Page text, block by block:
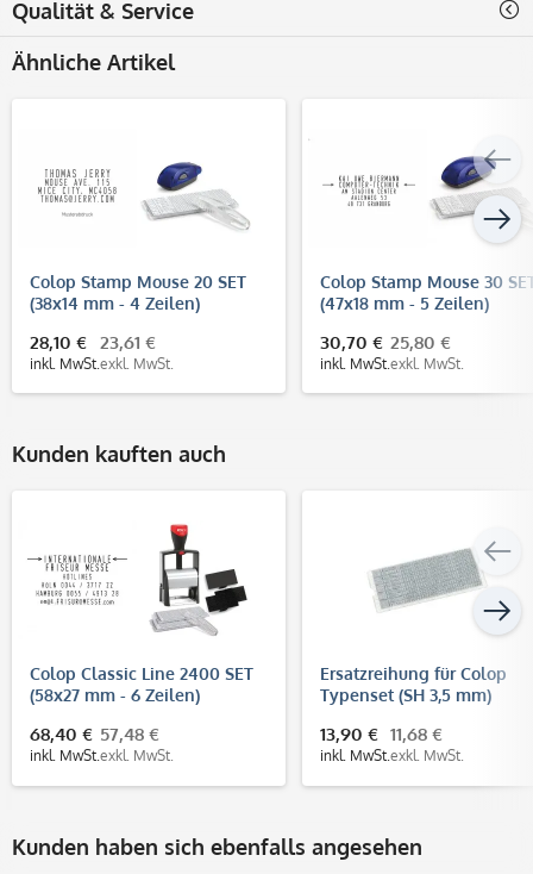
Qualität & Service
Ähnliche Artikel
Colop Stamp Mouse 20 SET
(38x14 mm - 4 Zeilen)
28,10 €
inkl. MwSt.
23,61 €
exkl. MwSt.
Colop Stamp Mouse 30
(47x18 mm - 5 Zeilen)
30,70 €
inkl. MwSt.
25,80 €
exkl. MwSt.
Kunden kauften auch
Colop Classic Line 2400 SET
(58x27 mm - 6 Zeilen)
68,40 €
inkl. MwSt.
57,48 €
exkl. MwSt.
Ersatzreihung für Colop
Typenset (SH 3,5 mm)
13,90 €
inkl. MwSt.
11,68 €
exkl. MwSt.
Kunden haben sich ebenfalls angesehen